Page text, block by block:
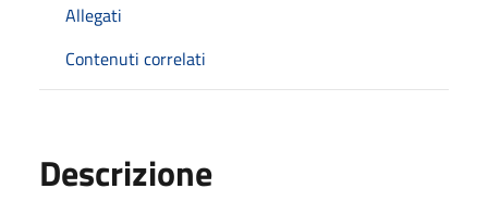
Allegati
Contenuti correlati
Descrizione